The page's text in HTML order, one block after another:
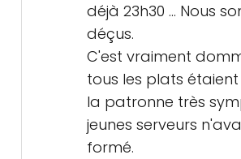
déjà 23h30 ... Nous
déçus.
C'est vraiment
tous les plats étaient
la patronne très
jeunes serveurs
formé.